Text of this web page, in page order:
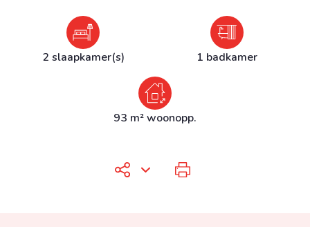
2 slaapkamer(s) 1 badkamer
93 m² woonopp.